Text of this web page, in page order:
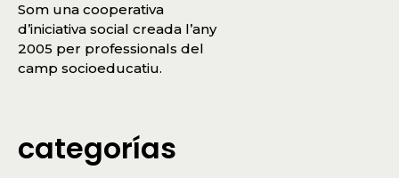
Som una cooperativa
d’iniciativa social creada l’any
2005 per professionals del
camp socioeducatiu.
categorías